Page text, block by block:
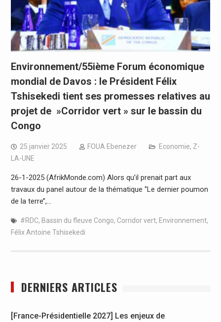
Environnement/55ième Forum économique
mondial de Davos : le Président Félix
Tshisekedi tient ses promesses relatives au
projet de »Corridor vert » sur le bassin du
Congo
25 janvier 2025 FOUA Ebenezer Economie, Z-
LA-UNE
26-1-2025 (AfrikMonde.com) Alors qu’il prenait part aux
travaux du panel autour de la thématique ‘’Le dernier poumon
de la terre’’,…
#RDC, Bassin du fleuve Congo, Corridor vert, Environnement,
Félix Antoine Tshisekedi
DERNIERS ARTICLES
[France-Présidentielle 2027] Les enjeux de